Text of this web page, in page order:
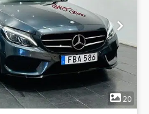
1
20